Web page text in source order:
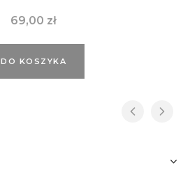
Cena
69,00 zł
DO KOSZYKA